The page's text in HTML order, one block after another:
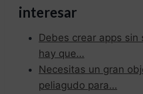
interesar
Debes crear apps sin
hay que…
Necesitas un gran
peliagudo para…